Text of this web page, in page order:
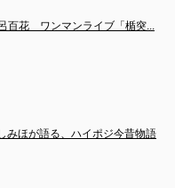
百花　ワンマンライブ「楯突...
みほが語る、ハイポジ今昔物語